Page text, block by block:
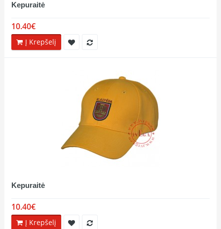
Kepuraitė
10.40€
Į Krepšelį
Kepuraitė
10.40€
Į Krepšelį